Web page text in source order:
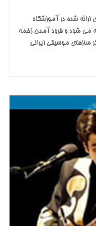
شده در آموزشگاه
می ­شود و فرود آمدن زخمه
سازهای موسیقی ایرانی